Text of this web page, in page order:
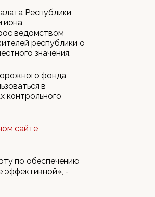
Республики
ведомством
республики о
значения.
фонда
в
контрольного
сайте
по обеспечению
эффективной», -